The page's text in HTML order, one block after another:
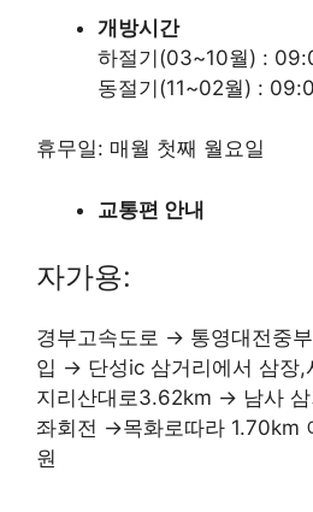
개방시간
하절기(03~10월) :
동절기(11~02월) :
휴무일: 매월 첫째 월요일
교통편 안내
자가용:
경부고속도로 → 통영대전중
입 → 단성ic 삼거리에서 삼장
지리산대로3.62km → 남사 삼
좌회전 →목화로따라 1.70km
원